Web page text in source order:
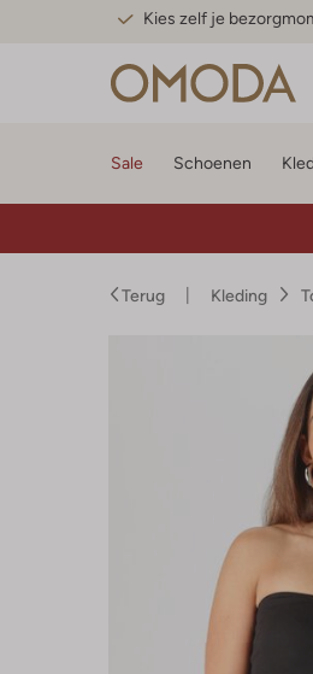
Kies zelf je
Sale Schoenen
Terug Kleding